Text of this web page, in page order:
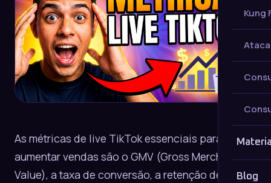
Kung
Blog
As métricas de live TikTok essenciais para
aumentar vendas são o GMV (Gross Merchandise
Value), a taxa de conversão, a retenção de